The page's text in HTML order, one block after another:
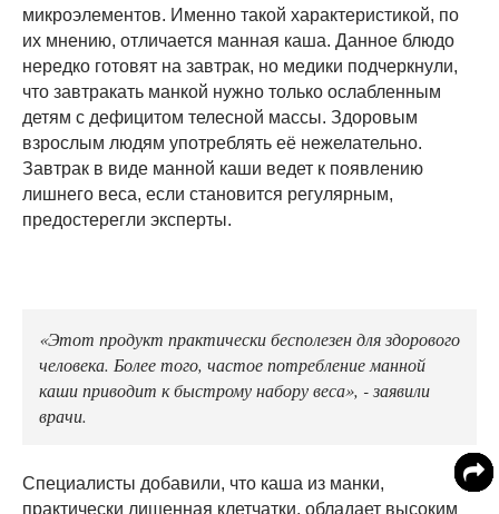
микроэлементов. Именно такой характеристикой, по
их мнению, отличается манная каша. Данное блюдо
нередко готовят на завтрак, но медики подчеркнули,
что завтракать манкой нужно только ослабленным
детям с дефицитом телесной массы. Здоровым
взрослым людям употреблять её нежелательно.
Завтрак в виде манной каши ведет к появлению
лишнего веса, если становится регулярным,
предостерегли эксперты.
«Этот продукт практически бесполезен для здорового
человека. Более того, частое потребление манной
каши приводит к быстрому набору веса», - заявили
врачи.
Специалисты добавили, что каша из манки,
практически лишенная клетчатки, обладает высоким